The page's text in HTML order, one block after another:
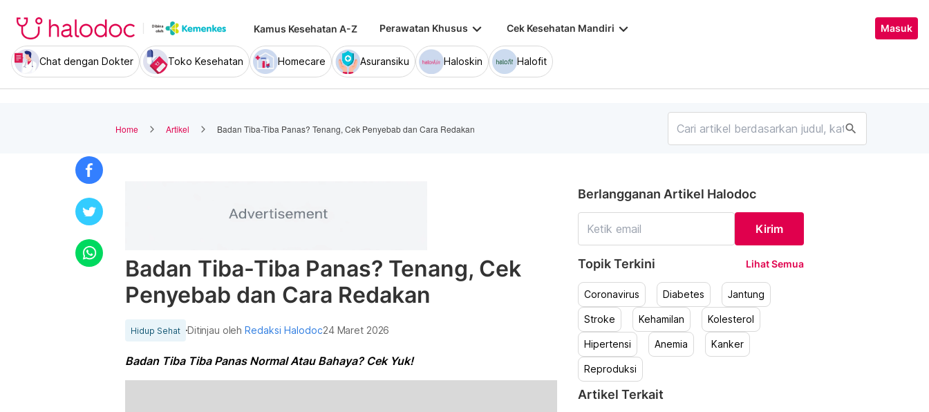
Kamus Kesehatan A-Z Perawatan Khusus keyboard_arrow_down Cek Kesehatan Mandiri keyboard_arrow_down Masuk
Chat dengan Dokter Toko Kesehatan Homecare Asuransiku Haloskin Halofit
Home Artikel Badan Tiba-Tiba Panas? Tenang, Cek Penyebab dan Cara Redakan search
Badan Tiba-Tiba Panas? Tenang, Cek
Penyebab dan Cara Redakan
Hidup Sehat Ditinjau olehRedaksi Halodoc24 Maret 2026
Badan Tiba Tiba Panas Normal Atau Bahaya? Cek Yuk!
Berlangganan Artikel Halodoc
Kirim
Topik Terkini Lihat Semua
Coronavirus Diabetes Jantung
Stroke Kehamilan Kolesterol
Hipertensi Anemia Kanker
Reproduksi
Artikel Terkait